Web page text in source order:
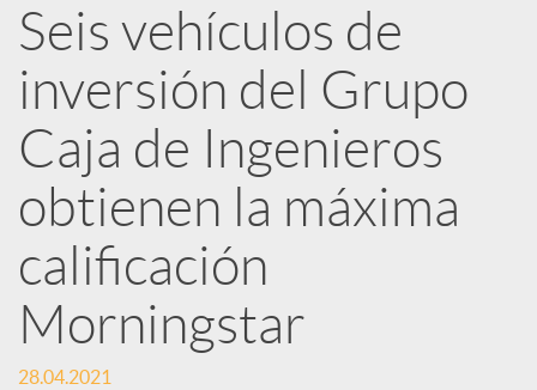
e
d
e
s
S
Seis vehículos de
inversión del Grupo
Caja de Ingenieros
obtienen la máxima
calificación
Morningstar
28.04.2021